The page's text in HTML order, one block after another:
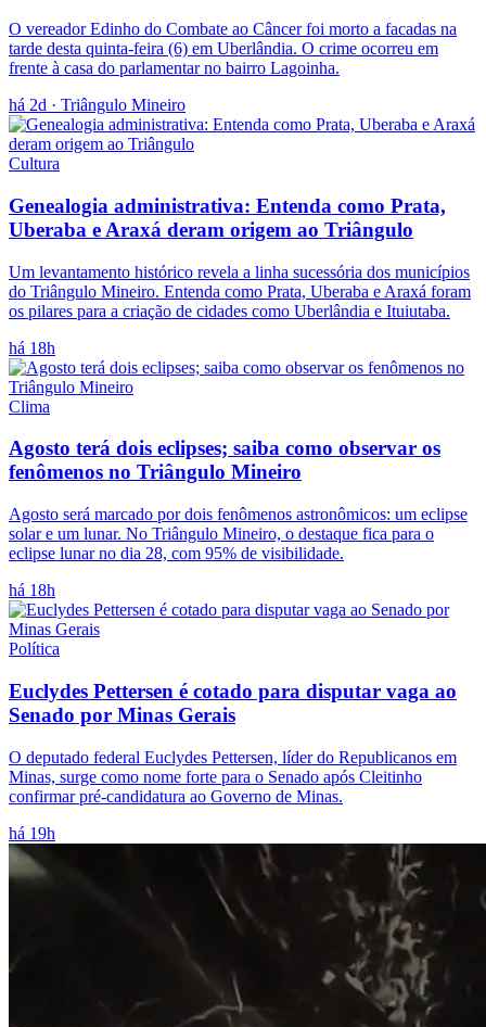
O vereador Edinho do Combate ao Câncer foi morto a facadas na
tarde desta quinta-feira (6) em Uberlândia. O crime ocorreu em
frente à casa do parlamentar no bairro Lagoinha.
há 2d · Triângulo Mineiro
Cultura
Genealogia administrativa: Entenda como Prata,
Uberaba e Araxá deram origem ao Triângulo
Um levantamento histórico revela a linha sucessória dos municípios
do Triângulo Mineiro. Entenda como Prata, Uberaba e Araxá foram
os pilares para a criação de cidades como Uberlândia e Ituiutaba.
há 18h
Clima
Agosto terá dois eclipses; saiba como observar os
fenômenos no Triângulo Mineiro
Agosto será marcado por dois fenômenos astronômicos: um eclipse
solar e um lunar. No Triângulo Mineiro, o destaque fica para o
eclipse lunar no dia 28, com 95% de visibilidade.
há 18h
Política
Euclydes Pettersen é cotado para disputar vaga ao
Senado por Minas Gerais
O deputado federal Euclydes Pettersen, líder do Republicanos em
Minas, surge como nome forte para o Senado após Cleitinho
confirmar pré-candidatura ao Governo de Minas.
há 19h